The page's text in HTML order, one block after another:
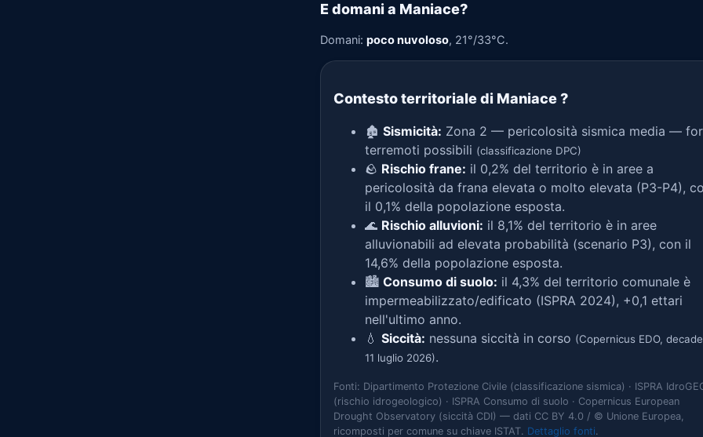
E domani a Maniace?
Domani: poco nuvoloso, 21°/33°C.
Contesto territoriale di Maniace?
🏚️ Sismicità: Zona 2 — pericolosità sismica media —
terremoti possibili (classificazione DPC)
🪨 Rischio frane: il 0,2% del territorio è in aree a
pericolosità da frana elevata o molto elevata (P3-P4),
il 0,1% della popolazione esposta.
🌊 Rischio alluvioni: il 8,1% del territorio è in aree
alluvionabili ad elevata probabilità (scenario P3), con il
14,6% della popolazione esposta.
🏙️ Consumo di suolo: il 4,3% del territorio comunale è
impermeabilizzato/edificato (ISPRA 2024), +0,1 ettari
nell'ultimo anno.
💧 Siccità: nessuna siccità in corso (Copernicus EDO,
11 luglio 2026).
Fonti: Dipartimento Protezione Civile (classificazione sismica) · ISPRA
(rischio idrogeologico) · ISPRA Consumo di suolo · Copernicus European
Drought Observatory (siccità CDI) — dati CC BY 4.0 / © Unione Europea,
ricomposti per comune su chiave ISTAT. Dettaglio fonti.